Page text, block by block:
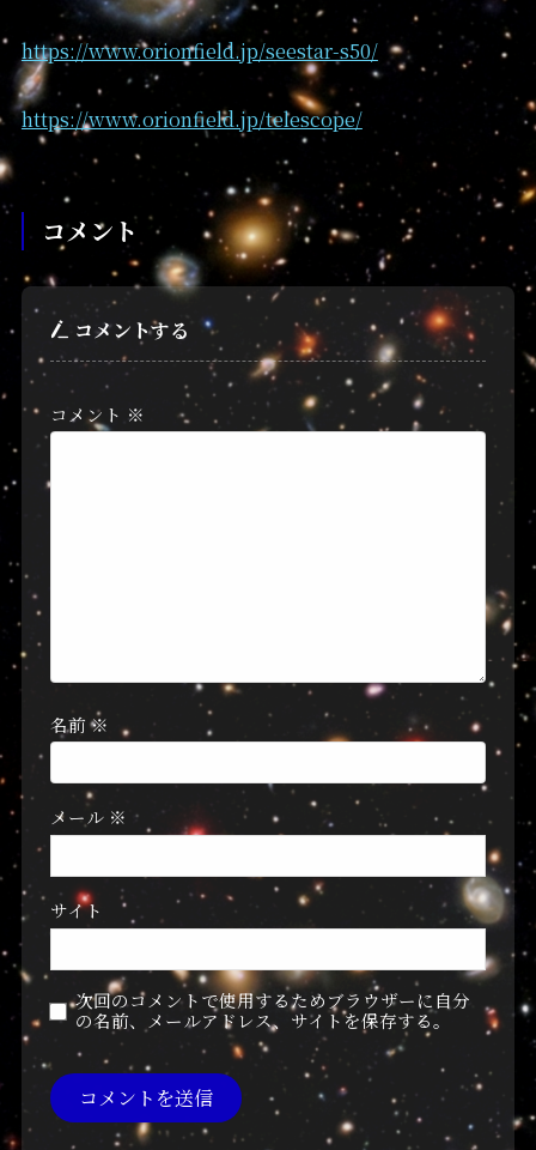
https://www.orionfield.jp/seestar-s50/
https://www.orionfield.jp/telescope/
コメント
コメントする
コメント ※
名前※
メール ※
サイト
次回のコメントで使用するためブラウザーに自分
の名前、メールアドレス、サイトを保存する。